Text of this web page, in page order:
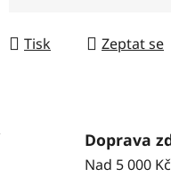
Tisk Zeptat se
Doprava
Nad 5 000 Kč